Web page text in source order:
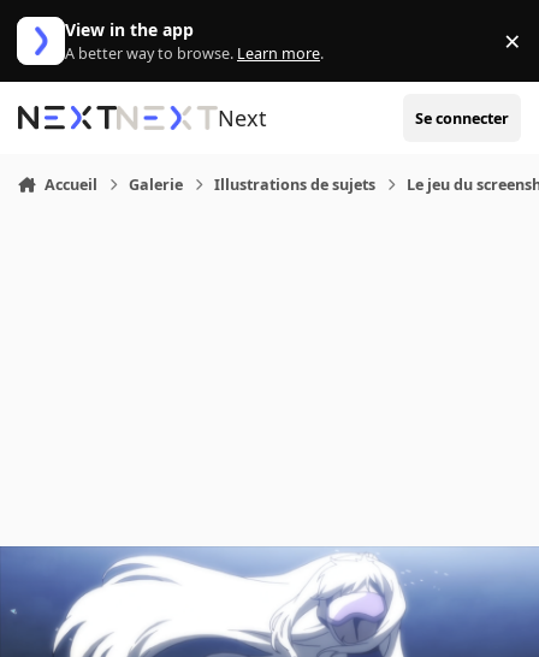
Aller au contenu
View in the app
A better way to browse. Learn more. ×
Next Se connecter
Accueil Galerie Illustrations de sujets Le jeu du